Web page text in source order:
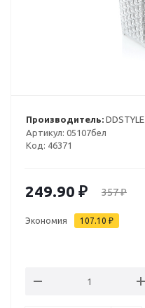
Производитель: DDSTYLE
Артикул: 05107бел
Код: 46371
249.90 ₽ 357₽
Экономия 107.10 ₽